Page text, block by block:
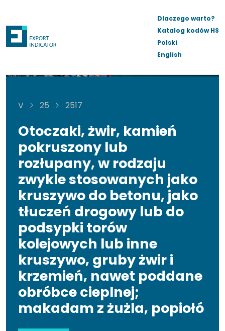
Dlaczego warto?
Katalog kodów HS
Polski
English
V 25 2517
Otoczaki, żwir, kamień
pokruszony lub
rozłupany, w rodzaju
zwykle stosowanych jako
kruszywo do betonu, jako
tłuczeń drogowy lub do
podsypki torów
kolejowych lub inne
kruszywo, gruby żwir i
krzemień, nawet poddane
obróbce cieplnej;
makadam z żużla, popiołó